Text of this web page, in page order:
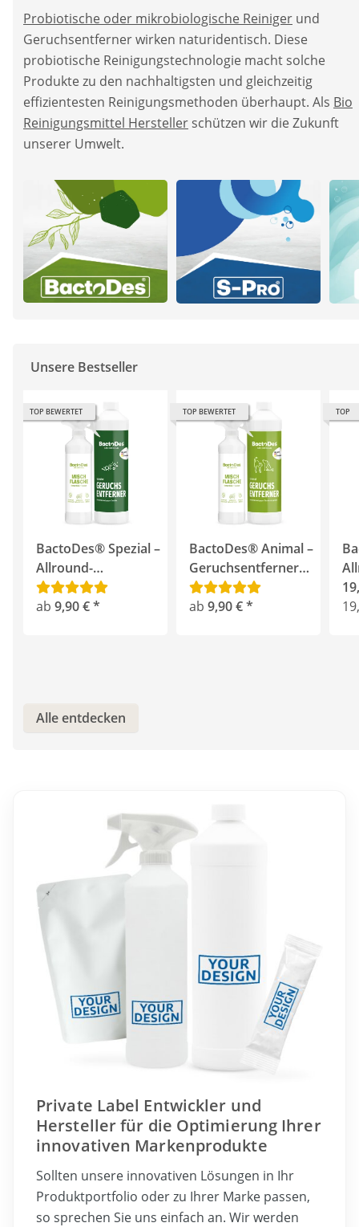
Probiotische oder mikrobiologische Reiniger und
Geruchsentferner wirken naturidentisch. Diese
probiotische Reinigungstechnologie macht solche
Produkte zu den nachhaltigsten und gleichzeitig
effizientesten Reinigungsmethoden überhaupt. Als Bio
Reinigungsmittel Hersteller schützen wir die Zukunft
unserer Umwelt.
Unsere Bestseller
TOP BEWERTET
BactoDes® Spezial –
Allround-
Geruchsentferner für
hartnäckige Gerüche
ab 9,90 €*
TOP BEWERTET
BactoDes® Animal –
Geruchsentferner
gegen Katzen- und
Hundeurin
ab 9,90 €*
TOP
Alle entdecken
Private Label Entwickler und
Hersteller für die Optimierung Ihrer
innovativen Markenprodukte
Sollten unsere innovativen Lösungen in Ihr
Produktportfolio oder zu Ihrer Marke passen,
so sprechen Sie uns einfach an. Wir werden